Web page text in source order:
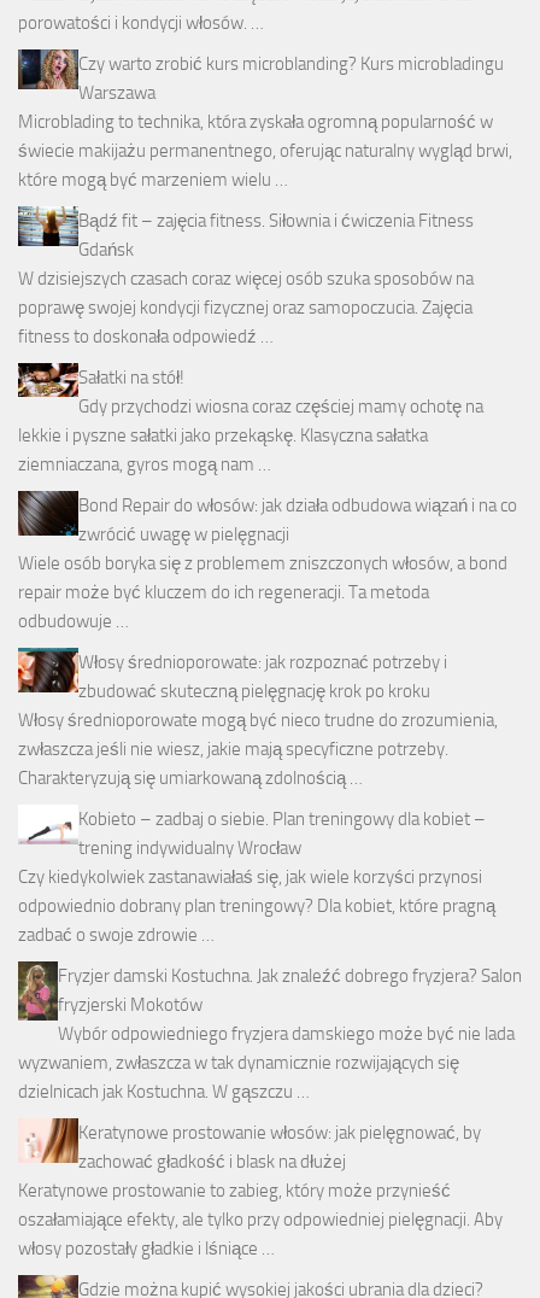
porowatości i kondycji włosów. …
Czy warto zrobić kurs microblanding? Kurs microbladingu
Warszawa
Microblading to technika, która zyskała ogromną popularność w
świecie makijażu permanentnego, oferując naturalny wygląd brwi,
które mogą być marzeniem wielu …
Bądź fit – zajęcia fitness. Siłownia i ćwiczenia Fitness
Gdańsk
W dzisiejszych czasach coraz więcej osób szuka sposobów na
poprawę swojej kondycji fizycznej oraz samopoczucia. Zajęcia
fitness to doskonała odpowiedź …
Sałatki na stół!
Gdy przychodzi wiosna coraz częściej mamy ochotę na
lekkie i pyszne sałatki jako przekąskę. Klasyczna sałatka
ziemniaczana, gyros mogą nam …
Bond Repair do włosów: jak działa odbudowa wiązań i na co
zwrócić uwagę w pielęgnacji
Wiele osób boryka się z problemem zniszczonych włosów, a bond
repair może być kluczem do ich regeneracji. Ta metoda
odbudowuje …
Włosy średnioporowate: jak rozpoznać potrzeby i
zbudować skuteczną pielęgnację krok po kroku
Włosy średnioporowate mogą być nieco trudne do zrozumienia,
zwłaszcza jeśli nie wiesz, jakie mają specyficzne potrzeby.
Charakteryzują się umiarkowaną zdolnością …
Kobieto – zadbaj o siebie. Plan treningowy dla kobiet –
trening indywidualny Wrocław
Czy kiedykolwiek zastanawiałaś się, jak wiele korzyści przynosi
odpowiednio dobrany plan treningowy? Dla kobiet, które pragną
zadbać o swoje zdrowie …
Fryzjer damski Kostuchna. Jak znaleźć dobrego fryzjera? Salon
fryzjerski Mokotów
Wybór odpowiedniego fryzjera damskiego może być nie lada
wyzwaniem, zwłaszcza w tak dynamicznie rozwijających się
dzielnicach jak Kostuchna. W gąszczu …
Keratynowe prostowanie włosów: jak pielęgnować, by
zachować gładkość i blask na dłużej
Keratynowe prostowanie to zabieg, który może przynieść
oszałamiające efekty, ale tylko przy odpowiedniej pielęgnacji. Aby
włosy pozostały gładkie i lśniące …
Gdzie można kupić wysokiej jakości ubrania dla dzieci?